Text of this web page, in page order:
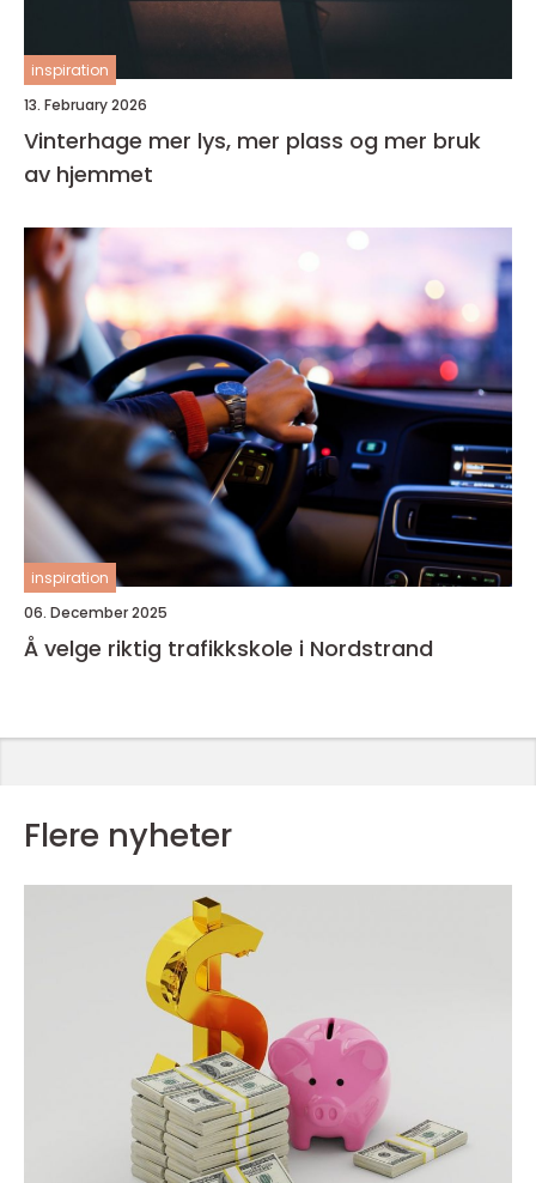
inspiration
13. February 2026
Vinterhage mer lys, mer plass og mer bruk
av hjemmet
inspiration
06. December 2025
Å velge riktig trafikkskole i Nordstrand
Flere nyheter